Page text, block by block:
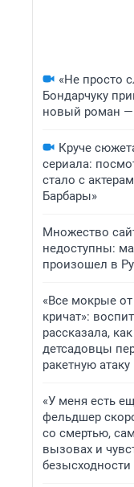
«Не просто
Бондарчуку
новый роман —
Круче
сериала:
стало с
Барбары»
Множество
недоступны:
произошел в
«Все мокрые
кричат»:
рассказала,
детсадовцы
ракетную атаку
«У меня есть
фельдшер
со смертью,
вызовах и
безысходности